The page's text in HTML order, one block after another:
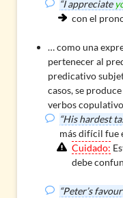
“I appreciate
con el
… como una
pertenecer al
predicativo
casos, se
verbos
“His hardest
más difícil fue
Cuidado:
debe
“Peter’s